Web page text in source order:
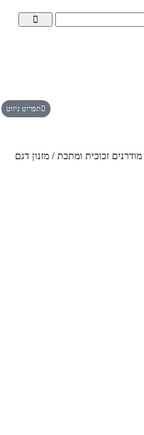
תפריט ניווט
זכוכית ומתכת/ מזנון דגם